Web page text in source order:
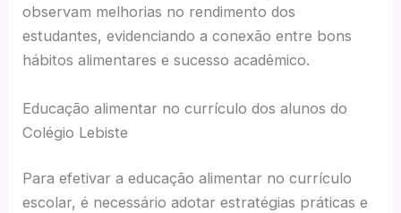
observam melhorias no rendimento dos
estudantes, evidenciando a conexão entre bons
hábitos alimentares e sucesso acadêmico.
Educação alimentar no currículo dos alunos do
Colégio Lebiste
Para efetivar a educação alimentar no currículo
escolar, é necessário adotar estratégias práticas e